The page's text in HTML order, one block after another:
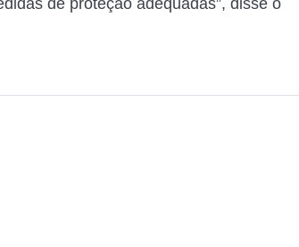
de proteção adequadas”, disse o